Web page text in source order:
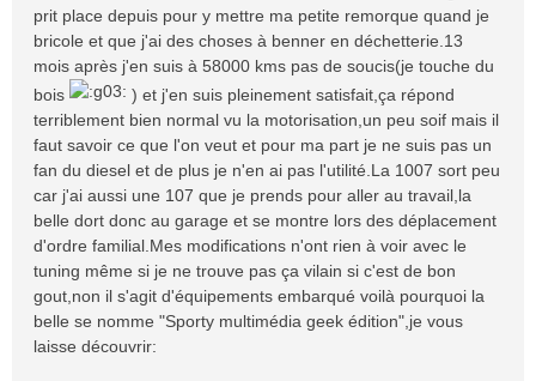
prit place depuis pour y mettre ma petite remorque quand je
bricole et que j'ai des choses à benner en déchetterie.13
mois après j'en suis à 58000 kms pas de soucis(je touche du
bois
) et j'en suis pleinement satisfait,ça répond
terriblement bien normal vu la motorisation,un peu soif mais il
faut savoir ce que l'on veut et pour ma part je ne suis pas un
fan du diesel et de plus je n'en ai pas l'utilité.La 1007 sort peu
car j'ai aussi une 107 que je prends pour aller au travail,la
belle dort donc au garage et se montre lors des déplacement
d'ordre familial.Mes modifications n'ont rien à voir avec le
tuning même si je ne trouve pas ça vilain si c'est de bon
gout,non il s'agit d'équipements embarqué voilà pourquoi la
belle se nomme "Sporty multimédia geek édition",je vous
laisse découvrir: